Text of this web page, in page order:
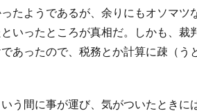
たようであるが、余りにもオソマツ
いったところが真相だ。しかも、裁
あったので、税務とか計算に疎（う
う間に事が運び、気がついたときに